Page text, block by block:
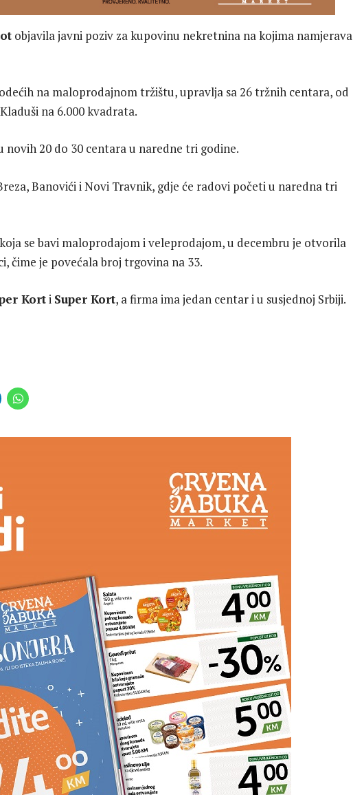
objavila javni poziv za kupovinu nekretnina na kojima namjerava
na maloprodajnom tržištu, upravlja sa 26 tržnih centara, od
na 6.000 kvadrata.
novih 20 do 30 centara u naredne tri godine.
Banovići i Novi Travnik, gdje će radovi početi u naredna tri
koja se bavi maloprodajom i veleprodajom, u decembru je otvorila
čime je povećala broj trgovina na 33.
Korti Super Kort, a firma ima jedan centar i u susjednoj Srbiji.